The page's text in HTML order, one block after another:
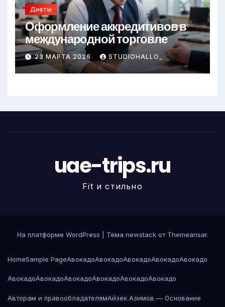
Диеты
Оформление аккредитивов в
международной торговле
23 МАРТА 2026 STUDIOHALLO_
uae-trips.ru
Fit и стильно
На платформе WordPress Тема newstack от Themeansar.
HomeSample PageАвокадоАвокадоАвокадоАвокадоАвокадо
АвокадоАвокадоАвокадоАвокадоАвокадоАвокадо
Авторам и правообладателямАйзек Азимов — Основание